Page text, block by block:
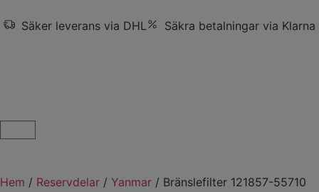
Säker leverans via DHL Säkra betalningar via Klarna
Hem / Reservdelar / Yanmar / Bränslefilter 121857-55710